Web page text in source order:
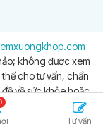
không được xem
cho tư vấn, chẩn
về sức khỏe hoặc
và cơ sở y tế gần
Tư vấn